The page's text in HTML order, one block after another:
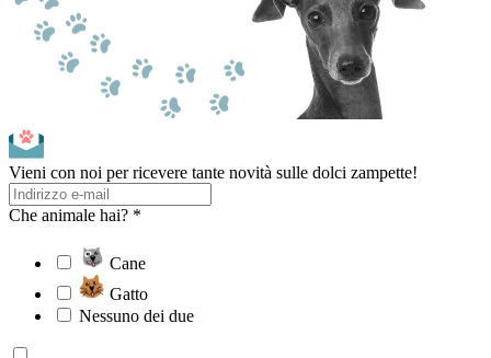
Vieni con noi per ricevere tante novità sulle dolci zampette!
Che animale hai? *
Cane
Gatto
Nessuno dei due